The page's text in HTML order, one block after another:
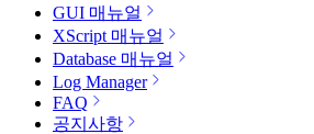
GUI 매뉴얼
XScript 매뉴얼
Database 매뉴얼
Log Manager
FAQ
공지사항